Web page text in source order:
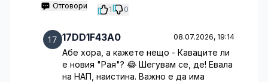
Отговори 1 0
17DD1F43A0 08.07.2026, 19:14
Абе хора, а кажете нещо - Каваците ли
е новия "Рая"? 😂 Шегувам се, де! Евала
на НАП, наистина. Важно е да има